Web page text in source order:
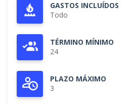
GASTOS INCLUÍDOS
Todo
TÉRMINO MÍNIMO
24
PLAZO MÁXIMO
3